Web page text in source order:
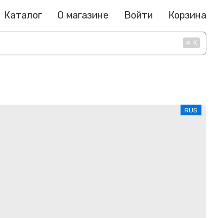
Каталог О магазине Войти Корзина
⌘ K
RUS